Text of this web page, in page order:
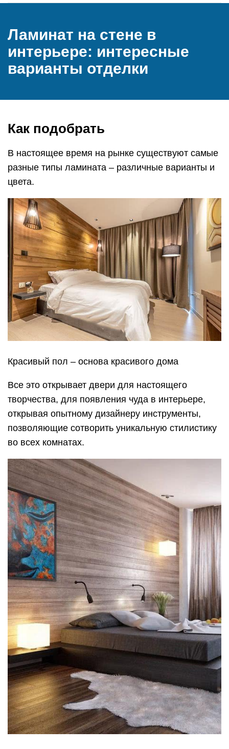
Ламинат на стене в
интерьере: интересные
варианты отделки
Как подобрать
В настоящее время на рынке существуют самые
разные типы ламината – различные варианты и
цвета.
Красивый пол – основа красивого дома
Все это открывает двери для настоящего
творчества, для появления чуда в интерьере,
открывая опытному дизайнеру инструменты,
позволяющие сотворить уникальную стилистику
во всех комнатах.